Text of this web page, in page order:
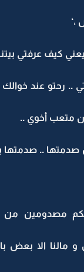
،‘
كيف عرفتي بيتنا
.. رحتو عند خوالك
متعب أخوي ..
صدمتها .. صدمتها
مصدومين من
و مالنا الا بعض